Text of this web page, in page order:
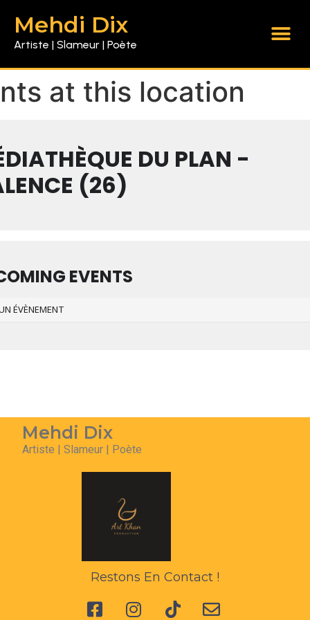
Mehdi Dix
Artiste | Slameur | Poète
at this location
DU PLAN -
(26)
EVENTS
ÉVÈNEMENT
Mehdi Dix
Artiste | Slameur | Poète
Restons En Contact !